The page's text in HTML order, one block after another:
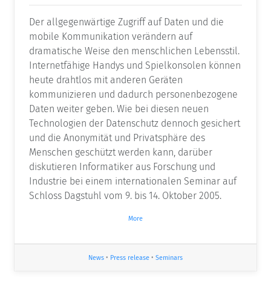
Der allgegenwärtige Zugriff auf Daten und die
mobile Kommunikation verändern auf
dramatische Weise den menschlichen Lebensstil.
Internetfähige Handys und Spielkonsolen können
heute drahtlos mit anderen Geräten
kommunizieren und dadurch personenbezogene
Daten weiter geben. Wie bei diesen neuen
Technologien der Datenschutz dennoch gesichert
und die Anonymität und Privatsphäre des
Menschen geschützt werden kann, darüber
diskutieren Informatiker aus Forschung und
Industrie bei einem internationalen Seminar auf
Schloss Dagstuhl vom 9. bis 14. Oktober 2005.
More
News • Press release • Seminars